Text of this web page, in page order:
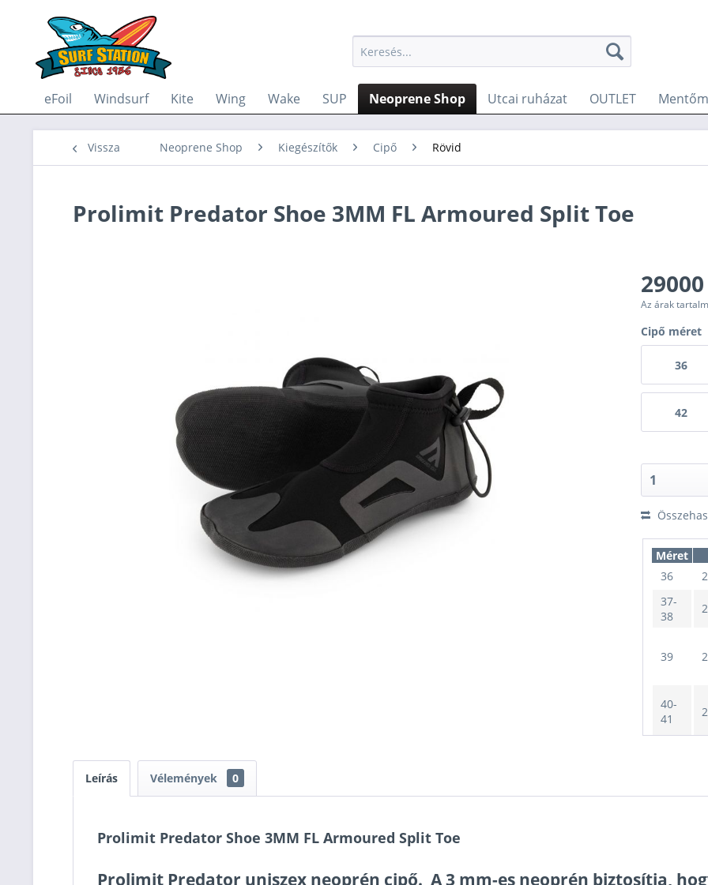
eFoil Windsurf Kite Wing Wake SUP Neoprene Shop Utcai ruházat OUTLET
Vissza Neoprene Shop Kiegészítők Cipő Rövid
Prolimit Predator Shoe 3MM FL Armoured Split Toe
Az árak
Cipő méret
36
42
Méret
36
37-
38
39
40-
41
45
Leírás Vélemények 0
Prolimit Predator Shoe 3MM FL Armoured Split Toe
Prolimit Predator uniszex neoprén cipő. A 3 mm-es neoprén biztosítja,